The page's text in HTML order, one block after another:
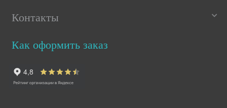
Контакты
Как оформить заказ